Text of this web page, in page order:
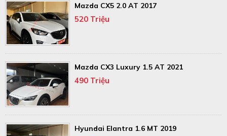
Mazda CX5 2.0 AT 2017
520 Triệu
Mazda CX3 Luxury 1.5 AT 2021
490 Triệu
Hyundai Elantra 1.6 MT 2019